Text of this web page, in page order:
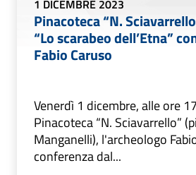
1 DICEMBRE 2023
Pinacoteca “N.
“Lo scarabeo dell’Etna”
Fabio Caruso
Venerdì 1 dicembre, alle ore
Pinacoteca “N. Sciavarrello”
Manganelli), l'archeologo
conferenza dal...